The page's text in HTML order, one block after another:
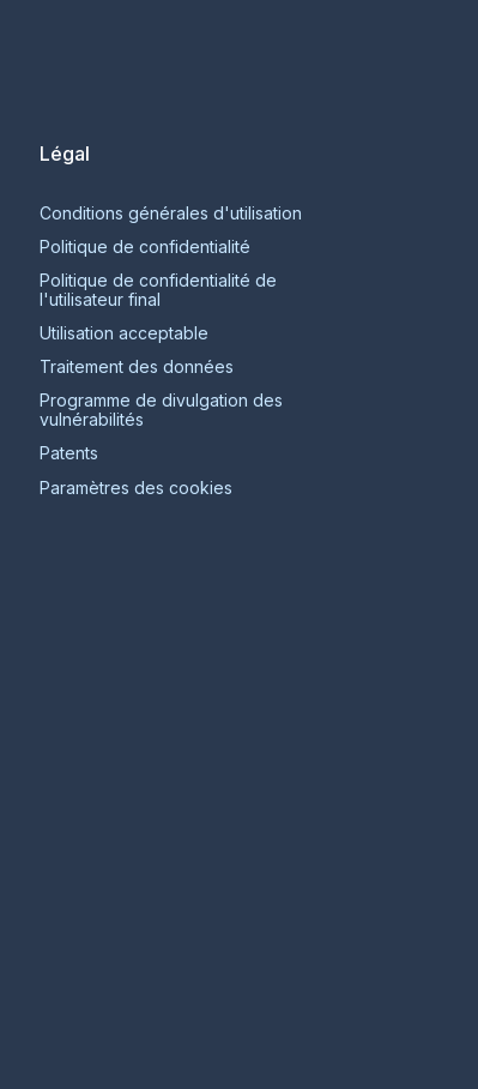
Légal
Conditions générales d'utilisation
Politique de confidentialité
Politique de confidentialité de
l'utilisateur final
Utilisation acceptable
Traitement des données
Programme de divulgation des
vulnérabilités
Patents
Paramètres des cookies